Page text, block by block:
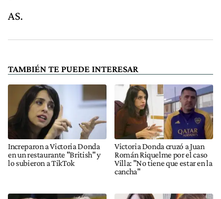
AS.
TAMBIÉN TE PUEDE INTERESAR
Increparon a Victoria Donda
en un restaurante "British" y
lo subieron a TikTok
Victoria Donda cruzó a Juan
Román Riquelme por el caso
Villa: "No tiene que estar en la
cancha"